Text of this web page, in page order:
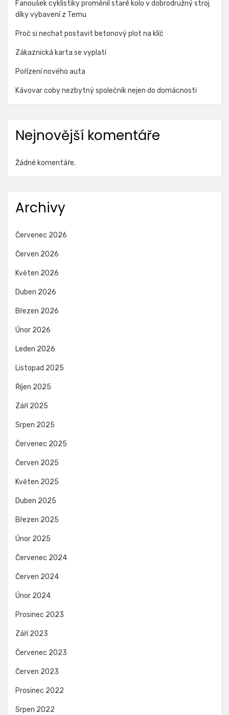
Fanoušek cyklistiky proměnil staré kolo v dobrodružný stroj
díky vybavení z Temu
Proč si nechat postavit betonový plot na klíč
Zákaznická karta se vyplatí
Pořízení nového auta
Kávovar coby nezbytný společník nejen do domácnosti
Nejnovější komentáře
Žádné komentáře.
Archivy
Červenec 2026
Červen 2026
Květen 2026
Duben 2026
Březen 2026
Únor 2026
Leden 2026
Listopad 2025
Říjen 2025
Září 2025
Srpen 2025
Červenec 2025
Červen 2025
Květen 2025
Duben 2025
Březen 2025
Únor 2025
Červenec 2024
Červen 2024
Únor 2024
Prosinec 2023
Září 2023
Červenec 2023
Červen 2023
Prosinec 2022
Srpen 2022